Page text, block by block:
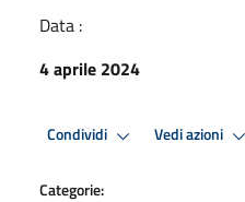
Data :
4 aprile 2024
Condividi Vedi azioni
Categorie: